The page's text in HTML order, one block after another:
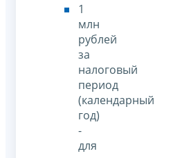
1
млн
рублей
за
налоговый
период
(календарный
год)
-
для